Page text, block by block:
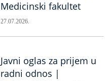
Medicinski fakultet
27.07.2026.
Javni oglas za prijem u
radni odnos |